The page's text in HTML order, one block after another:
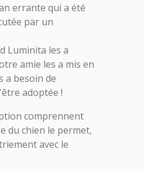
errante qui a été
par un
Luminita les a
amie les a mis en
a besoin de
adoptée !
comprennent
du chien le permet,
avec le